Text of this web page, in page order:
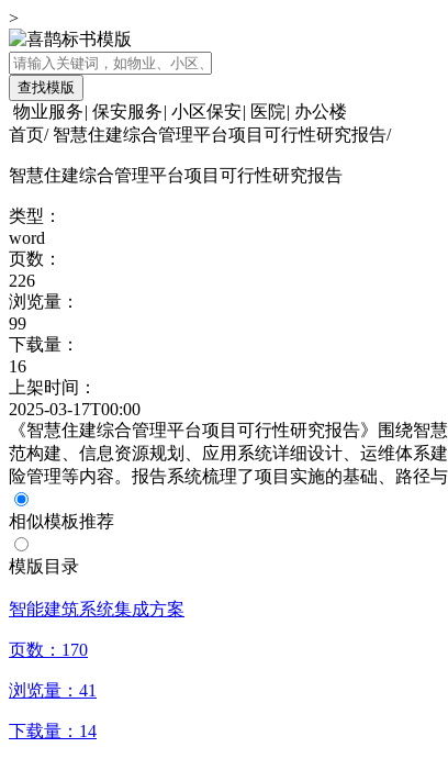
>
查找模版
物业服务| 保安服务| 小区保安| 医院| 办公楼
首页/ 智慧住建综合管理平台项目可行性研究报告/
智慧住建综合管理平台项目可行性研究报告
类型：
word
页数：
226
浏览量：
99
下载量：
16
上架时间：
2025-03-17T00:00
《智慧住建综合管理平台项目可行性研究报告》围绕
范构建、信息资源规划、应用系统详细设计、运维体系
险管理等内容。报告系统梳理了项目实施的基础、路径
相似模板推荐
模版目录
智能建筑系统集成方案
页数： 170
浏览量： 41
下载量： 14